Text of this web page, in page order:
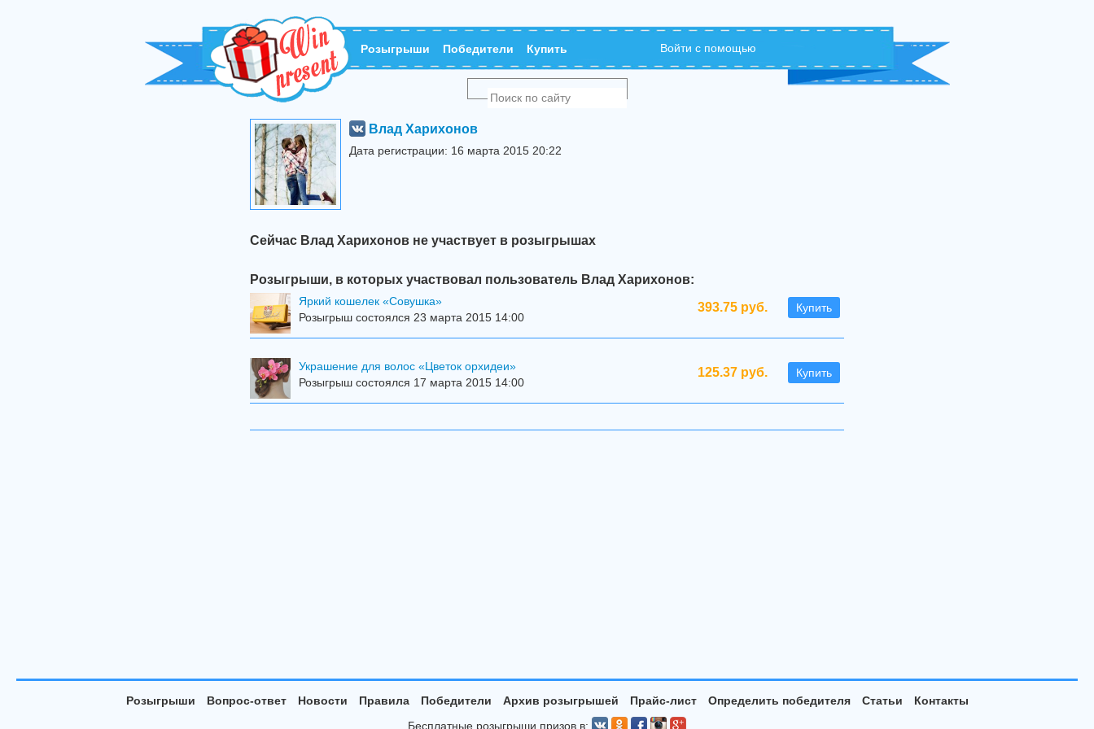
Розыгрыши Победители Купить Войти с помощью
Влад Харихонов
Дата регистрации: 16 марта 2015 20:22
Сейчас Влад Харихонов не участвует в розыгрышах
Розыгрыши, в которых участвовал пользователь Влад Харихонов:
393.75 руб. Купить
Яркий кошелек «Совушка»
Розыгрыш состоялся 23 марта 2015 14:00
125.37 руб. Купить
Украшение для волос «Цветок орхидеи»
Розыгрыш состоялся 17 марта 2015 14:00
Розыгрыши Вопрос-ответ Новости Правила Победители Архив розыгрышей Прайс-лист Определить победителя Статьи
Контакты
Бесплатные розыгрыши призов в: